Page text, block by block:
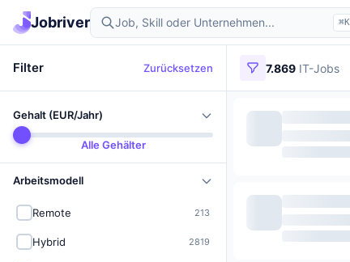
Jobriver ⌘K
Filter Zurücksetzen
Gehalt (EUR/Jahr)
Alle Gehälter
Arbeitsmodell
Remote 213
Hybrid 2819
7.869 IT-Jobs